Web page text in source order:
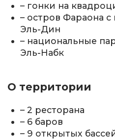
– гонки на
– остров Фараона
Эль-Дин
– национальные
Эль-Набк
О территории
– 2 ресторана
– 6 баров
– 9 открытых